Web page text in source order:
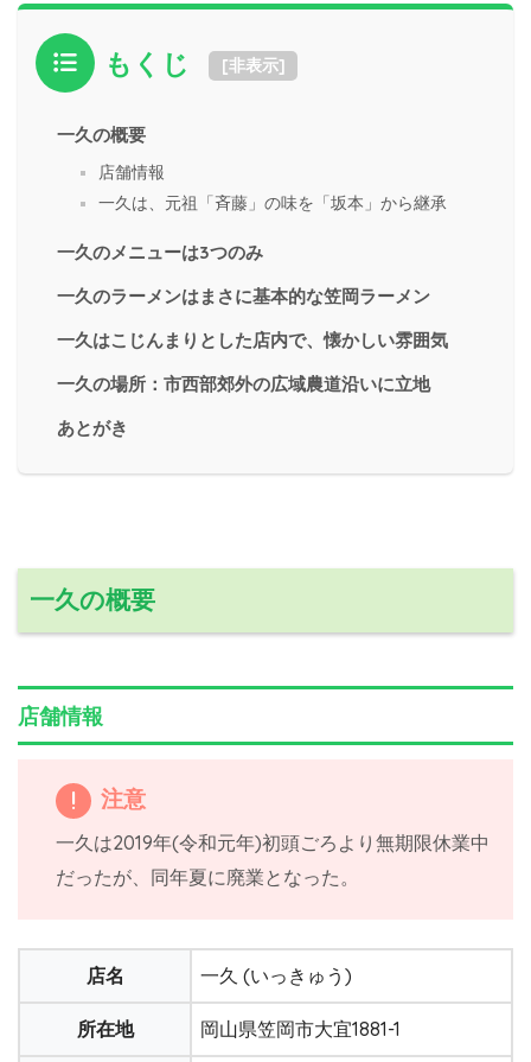
もくじ [非表示]
一久の概要
店舗情報
一久は、元祖「斉藤」の味を「坂本」から継承
一久のメニューは3つのみ
一久のラーメンはまさに基本的な笠岡ラーメン
一久はこじんまりとした店内で、懐かしい雰囲気
一久の場所：市西部郊外の広域農道沿いに立地
あとがき
一久の概要
店舗情報
注意
一久は2019年(令和元年)初頭ごろより無期限休業中
だったが、同年夏に廃業となった。
店名 一久 (いっきゅう)
所在地 岡山県笠岡市大宜1881-1